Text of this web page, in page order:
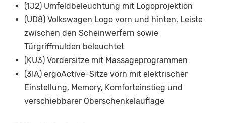
(1J2) Umfeldbeleuchtung mit Logoprojektion
(UD8) Volkswagen Logo vorn und hinten, Leiste
zwischen den Scheinwerfern sowie
Türgriffmulden beleuchtet
(KU3) Vordersitze mit Massageprogrammen
(3IA) ergoActive-Sitze vorn mit elektrischer
Einstellung, Memory, Komforteinstieg und
verschiebbarer Oberschenkelauflage